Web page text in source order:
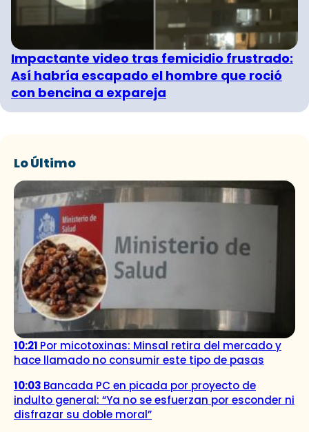
Impactante video tras femicidio frustrado:
Así habría escapado el hombre que roció
con bencina a expareja
Lo Último
10:21 Por micotoxinas: Minsal retira del mercado y
hace llamado no consumir este tipo de pasas
10:03 Bancada PC en picada por proyecto de
indulto general: “Ya no se esfuerzan por esconder ni
disfrazar su doble moral”